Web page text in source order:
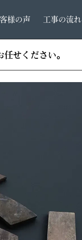
様の声 工事の流れ
せください。